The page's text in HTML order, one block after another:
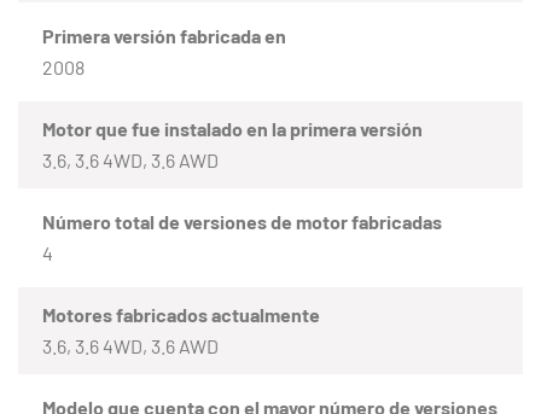
Primera versión fabricada en
2008
Motor que fue instalado en la primera versión
3.6, 3.6 4WD, 3.6 AWD
Número total de versiones de motor fabricadas
4
Motores fabricados actualmente
3.6, 3.6 4WD, 3.6 AWD
Modelo que cuenta con el mayor número de versiones